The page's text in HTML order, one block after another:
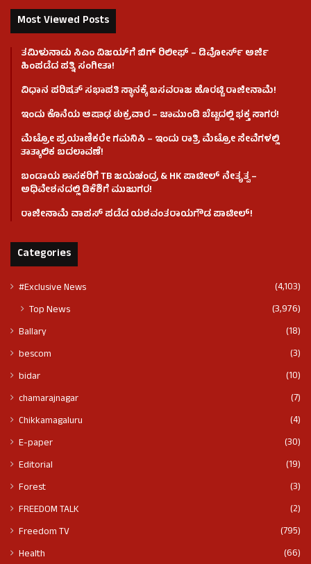
Most Viewed Posts
ತಮಿಳುನಾಡು ಸಿಎಂ ವಿಜಯ್‌ಗೆ ಬಿಗ್ ರಿಲೀಫ್ – ಡಿವೋರ್ಸ್ ಅರ್ಜಿ
ಹಿಂಪಡೆದ ಪತ್ನಿ ಸಂಗೀತಾ!
ವಿಧಾನ ಪರಿಷತ್ ಸಭಾಪತಿ ಸ್ಥಾನಕ್ಕೆ ಬಸವರಾಜ ಹೊರಟ್ಟಿ ರಾಜೀನಾಮೆ!
ಇಂದು ಕೊನೆಯ ಆಷಾಢ ಶುಕ್ರವಾರ – ಚಾಮುಂಡಿ ಬೆಟ್ಟದಲ್ಲಿ ಭಕ್ತ ಸಾಗರ!
ಮೆಟ್ರೋ ಪ್ರಯಾಣಿಕರೇ ಗಮನಿಸಿ – ಇಂದು ರಾತ್ರಿ ಮೆಟ್ರೋ ಸೇವೆಗಳಲ್ಲಿ
ತಾತ್ಕಾಲಿಕ ಬದಲಾವಣೆ!
ಬಂಡಾಯ ಶಾಸಕರಿಗೆ TB ಜಯಚಂದ್ರ & HK ಪಾಟೀಲ್ ನೇತೃತ್ವ –
ಅಧಿವೇಶನದಲ್ಲಿ ಡಿಕೆಶಿಗೆ ಮುಜುಗರ!
ರಾಜೀನಾಮೆ ವಾಪಸ್ ಪಡೆದ ಯಶವಂತರಾಯಗೌಡ ಪಾಟೀಲ್‌!
Categories
#Exclusive News (4,103)
Top News (3,976)
Ballary
(18)
bescom
(3)
bidar
(10)
chamarajnagar
(7)
Chikkamagaluru
(4)
E-paper
(30)
Editorial
(19)
Forest
(3)
FREEDOM TALK
(2)
Freedom TV
(795)
Health
(66)